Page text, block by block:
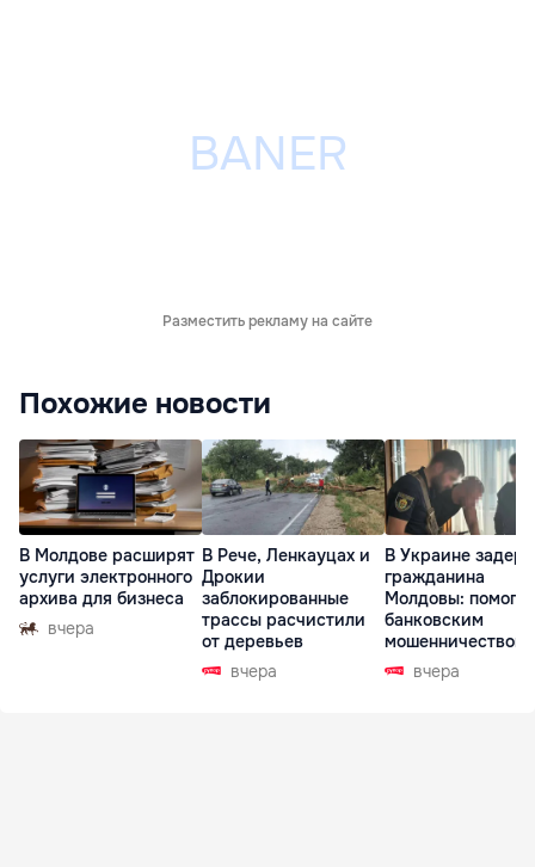
Разместить рекламу на сайте
Похожие новости
В Молдове расширят
услуги электронного
архива для бизнеса
вчера
В Рече, Ленкауцах и
Дрокии
заблокированные
трассы расчистили
от деревьев
вчера
В Украине
гражданина
Молдовы:
банковским
мошенничеством
Чехиивчера